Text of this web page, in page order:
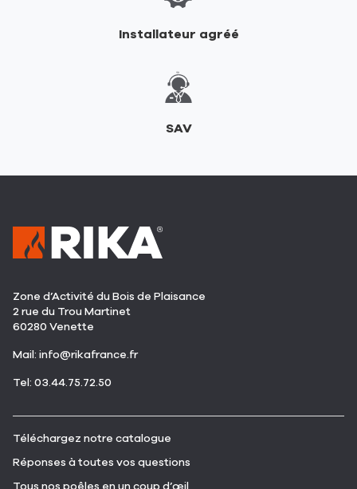
Installateur agréé
SAV
Zone d’Activité du Bois de Plaisance
2 rue du Trou Martinet
60280 Venette
Mail: info@rikafrance.fr(ouvre
fenêtre)
Tel: 03.44.75.72.50
une
fenêtre)
Téléchargez notre catalogue
une
nouvelle
Réponses à toutes vos questions